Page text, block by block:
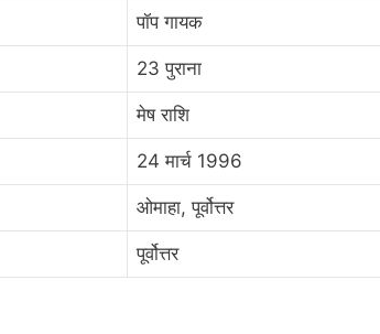
पॉप गायक
23 पुराना
मेष राशि
24 मार्च 1996
ओमाहा, पूर्वोत्तर
पूर्वोत्तर